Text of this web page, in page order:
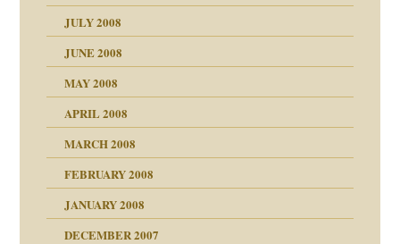
JULY 2008
Juni 2008
JUNE 2008
und Staat
MAY 2008
APRIL 2008
MARCH 2008
FEBRUARY 2008
JANUARY 2008
DECEMBER 2007